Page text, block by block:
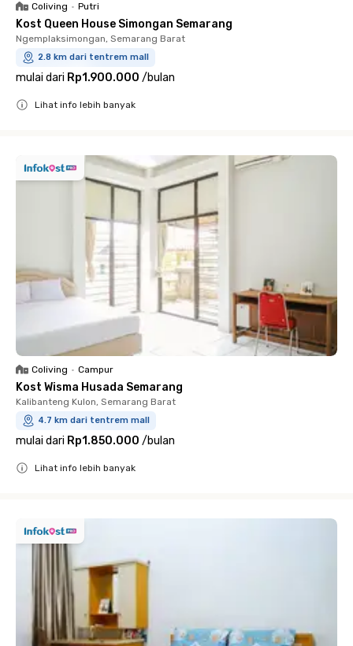
Coliving • Putri
Kost Queen House Simongan Semarang
Ngemplaksimongan, Semarang Barat
2.8 km dari tentrem mall
mulai dari Rp1.900.000 /bulan
Lihat info lebih banyak
Coliving • Campur
Kost Wisma Husada Semarang
Kalibanteng Kulon, Semarang Barat
4.7 km dari tentrem mall
mulai dari Rp1.850.000 /bulan
Lihat info lebih banyak